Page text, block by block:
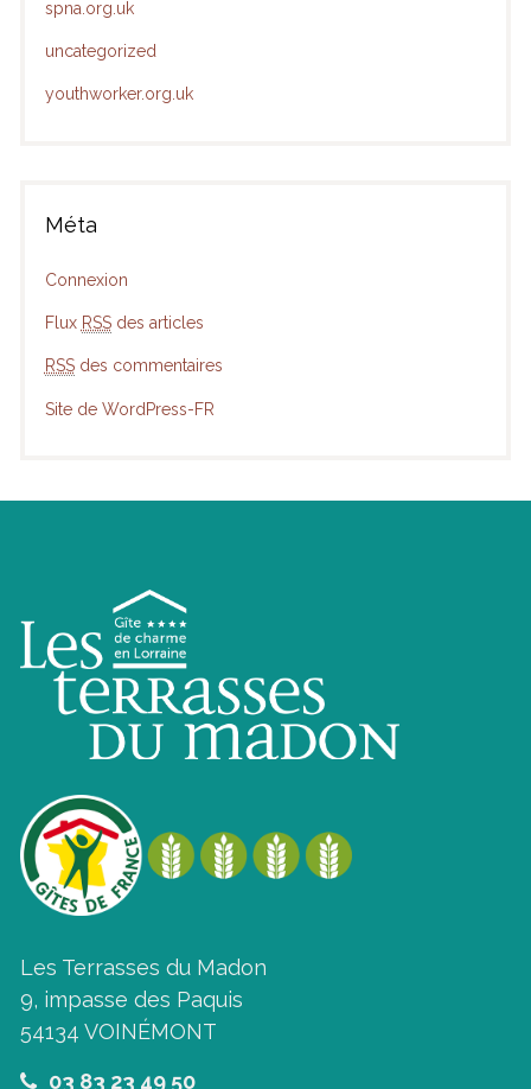
spna.org.uk
uncategorized
youthworker.org.uk
Méta
Connexion
Flux RSSdes articles
RSSdes commentaires
Site de WordPress-FR
Les Terrasses du Madon
9, impasse des Paquis
54134 VOINÉMONT
03 83 23 49 50